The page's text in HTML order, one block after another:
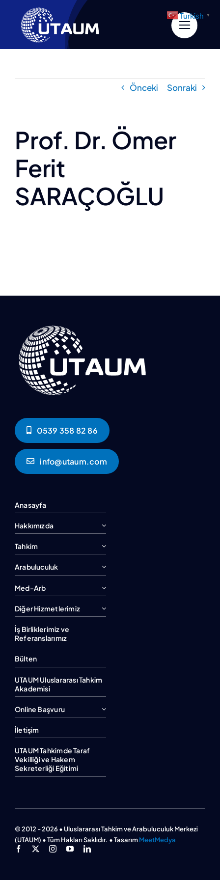
Önceki Sonraki
Prof. Dr. Ömer
Ferit
SARAÇOĞLU
0539 358 82 86
info@utaum.com
Anasayfa
Hakkımızda
Tahkim
Arabuluculuk
Med-Arb
Diğer Hizmetlerimiz
İş Birliklerimiz ve
Referanslarımız
Bülten
UTAUM Uluslararası Tahkim
Akademisi
Online Başvuru
İletişim
UTAUM Tahkimde Taraf
Vekilliği ve Hakem
Sekreterliği Eğitimi
© 2012 - 2026 • Uluslararası Tahkim ve Arabuluculuk Merkezi
(UTAUM) • Tüm Hakları Saklıdır. • TasarımMeetMedya
Turkish ▼